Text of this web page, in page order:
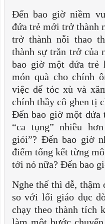
Đến bao giờ niềm
đứa trẻ mới trở thành
trở thành nỗi thao
thành sự trăn trở của
bao giờ một đứa trẻ
món quà cho chính
việc để tóc xù và
chính thầy cô ghen tị
Đến bao giờ một đứa
“ca tụng” nhiều
giỏi”? Đến bao giờ
điểm tổng kết từng
tới nó nữa? Đến bao
Nghe thế thì dễ, thậm
so với lối giáo dục
chạy theo thành tích